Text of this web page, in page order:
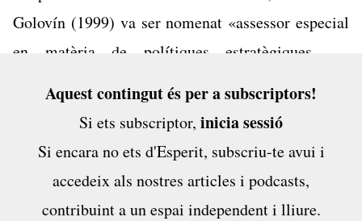
Golovín (1999) va ser nomenat «assessor especial
en matèria de polítiques estratègiques del
va córrer com la pólvora per les xarxes socials, i va
sortir del petit clos de Twitter Catalunya per
arribar a un públic més general: contra el pronòstic
dels implicats, la premsa se’n va fer ressò, i
Aquest contingut és per a subscriptors!
Si ets subscriptor, inicia sessió
Si encara no ets d'Esperit, subscriu-te avui i
accedeix als nostres articles i podcasts,
contribuint a un espai independent i lliure.